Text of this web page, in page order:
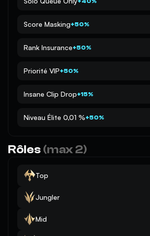
Score Masking+50%
Rank Insurance+50%
Priorité VIP+50%
Insane Clip Drop+15%
Niveau Élite 0,01 %+50%
Rôles (max 2)
Top
Jungler
Mid